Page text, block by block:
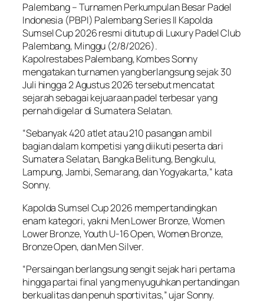
Palembang – Turnamen Perkumpulan Besar Padel
Indonesia (PBPI) Palembang Series II Kapolda
Sumsel Cup 2026 resmi ditutup di Luxury Padel Club
Palembang, Minggu (2/8/2026).
Kapolrestabes Palembang, Kombes Sonny
mengatakan turnamen yang berlangsung sejak 30
Juli hingga 2 Agustus 2026 tersebut mencatat
sejarah sebagai kejuaraan padel terbesar yang
pernah digelar di Sumatera Selatan.
“Sebanyak 420 atlet atau 210 pasangan ambil
bagian dalam kompetisi yang diikuti peserta dari
Sumatera Selatan, Bangka Belitung, Bengkulu,
Lampung, Jambi, Semarang, dan Yogyakarta,” kata
Sonny.
Kapolda Sumsel Cup 2026 mempertandingkan
enam kategori, yakni Men Lower Bronze, Women
Lower Bronze, Youth U-16 Open, Women Bronze,
Bronze Open, dan Men Silver.
“Persaingan berlangsung sengit sejak hari pertama
hingga partai final yang menyuguhkan pertandingan
berkualitas dan penuh sportivitas,” ujar Sonny.